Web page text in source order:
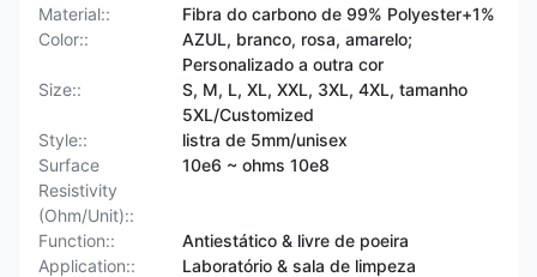
Material::
Fibra do carbono de 99% Polyester+1%
Color::
AZUL, branco, rosa, amarelo;
Personalizado a outra cor
Size::
S, M, L, XL, XXL, 3XL, 4XL, tamanho
5XL/Customized
Style::
listra de 5mm/unisex
Surface
Resistivity
(Ohm/Unit)::
10e6 ~ ohms 10e8
Function::
Antiestático & livre de poeira
Application::
Laboratório & sala de limpeza